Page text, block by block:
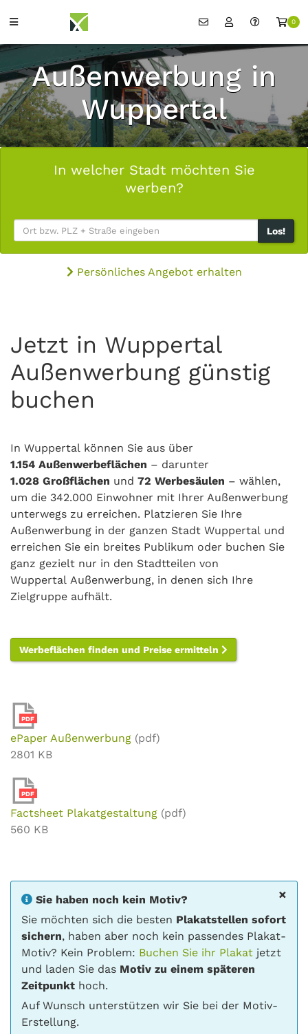
0
Außenwerbung in
Wuppertal
In welcher Stadt möchten Sie
werben?
Los!
Persönliches Angebot erhalten
Jetzt in Wuppertal
Außenwerbung günstig
buchen
In Wuppertal können Sie aus über
1.154 Außenwerbeflächen – darunter
1.028 Großflächen und 72 Werbesäulen – wählen,
um die 342.000 Einwohner mit Ihrer Außenwerbung
unterwegs zu erreichen. Platzieren Sie Ihre
Außenwerbung in der ganzen Stadt Wuppertal und
erreichen Sie ein breites Publikum oder buchen Sie
ganz gezielt nur in den Stadtteilen von
Wuppertal Außenwerbung, in denen sich Ihre
Zielgruppe aufhält.
Werbeflächen finden und Preise ermitteln
PDF
ePaper Außenwerbung (pdf)
2801 KB
PDF
Factsheet Plakatgestaltung (pdf)
560 KB
×
Sie haben noch kein Motiv?
Sie möchten sich die besten Plakatstellen sofort
sichern, haben aber noch kein passendes Plakat-
Motiv? Kein Problem: Buchen Sie ihr Plakat jetzt
und laden Sie das Motiv zu einem späteren
Zeitpunkt hoch.
Auf Wunsch unterstützen wir Sie bei der Motiv-
Erstellung.